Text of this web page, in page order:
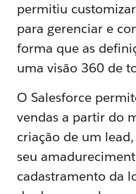
permitiu
para gerenciar e
forma que as
uma visão 360 de
O Salesforce
vendas a partir do
criação de um
seu
cadastramento da